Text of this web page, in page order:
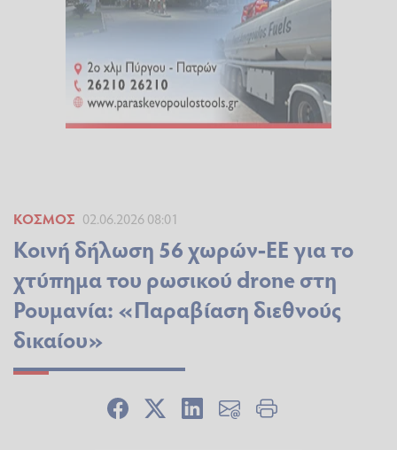
ΚΌΣΜΟΣ 02.06.2026 08:01
Κοινή δήλωση 56 χωρών-ΕΕ για το
χτύπημα του ρωσικού drone στη
Ρουμανία: «Παραβίαση διεθνούς
δικαίου»